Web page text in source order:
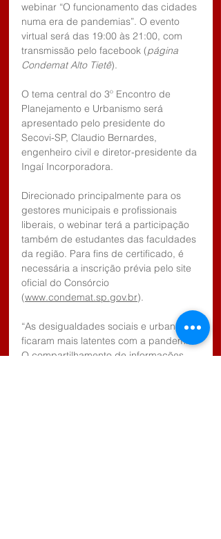
webinar “O funcionamento das cidades
numa era de pandemias”. O evento
virtual será das 19:00 às 21:00, com
transmissão pelo facebook (página
Condemat Alto Tietê).
O tema central do 3º Encontro de
Planejamento e Urbanismo será
apresentado pelo presidente do
Secovi-SP, Claudio Bernardes,
engenheiro civil e diretor-presidente da
Ingaí Incorporadora.
Direcionado principalmente para os
gestores municipais e profissionais
liberais, o webinar terá a participação
também de estudantes das faculdades
da região. Para fins de certificado, é
necessária a inscrição prévia pelo site
oficial do Consórcio
(www.condemat.sp.gov.br).
“As desigualdades sociais e urbanas
ficaram mais latentes com a pandemia.
O compartilhamento de informações